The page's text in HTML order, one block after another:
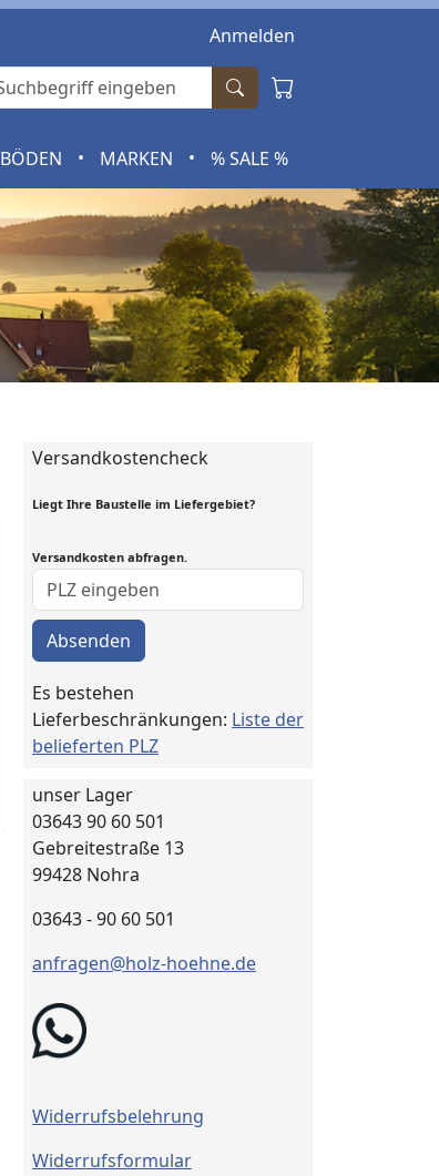
Anmelden
BÖDEN • MARKEN • % SALE %
Versandkostencheck
Liegt Ihre Baustelle im Liefergebiet?
Versandkosten abfragen.
Absenden
Es bestehen
Lieferbeschränkungen: Liste der
belieferten PLZ
unser Lager
03643 90 60 501
Gebreitestraße 13
99428 Nohra
03643 - 90 60 501
anfragen@holz-hoehne.de
Widerrufsbelehrung
Widerrufsformular